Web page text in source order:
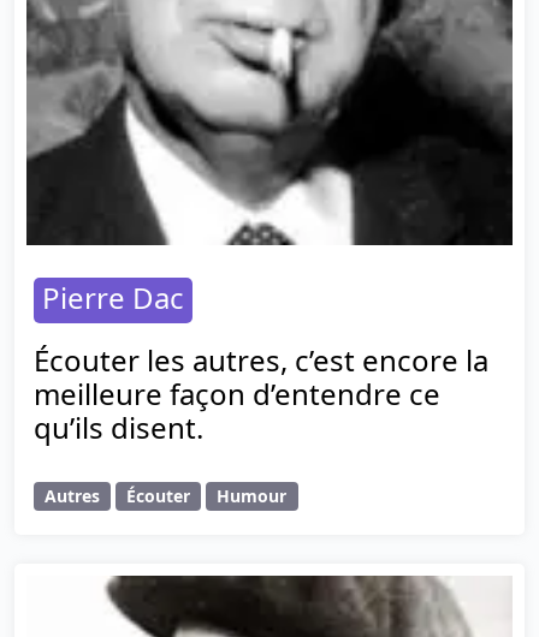
Pierre Dac
Écouter les autres, c’est encore la
meilleure façon d’entendre ce
qu’ils disent.
Autres Écouter Humour